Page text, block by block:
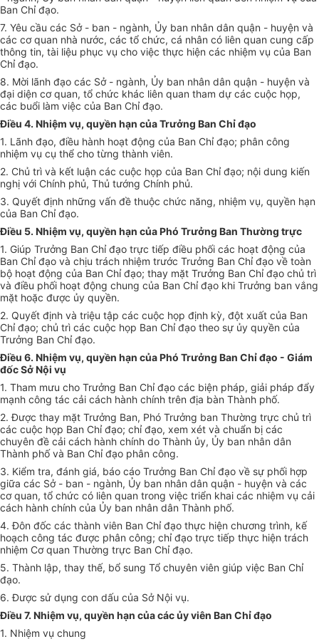
Ban Chỉ đạo.
7. Yêu cầu các Sở - ban - ngành, Ủy ban nhân dân quận - huyện và
các cơ quan nhà nước, các tổ chức, cá nhân có liên quan cung cấp
thông tin, tài liệu phục vụ cho việc thực hiện các nhiệm vụ của Ban
Chỉ đạo.
8. Mời lãnh đạo các Sở - ngành, Ủy ban nhân dân quận - huyện và
đại diện cơ quan, tổ chức khác liên quan tham dự các cuộc họp,
các buổi làm việc của Ban Chỉ đạo.
Điều 4. Nhiệm vụ, quyền hạn của Trưởng Ban Chỉ đạo
1. Lãnh đạo, điều hành hoạt động của Ban Chỉ đạo; phân công
nhiệm vụ cụ thể cho từng thành viên.
2. Chủ trì và kết luận các cuộc họp của Ban Chỉ đạo; nội dung kiến
nghị với Chính phủ, Thủ tướng Chính phủ.
3. Quyết định những vấn đề thuộc chức năng, nhiệm vụ, quyền hạn
của Ban Chỉ đạo.
Điều 5. Nhiệm vụ, quyền hạn của Phó Trưởng Ban Thường trực
1. Giúp Trưởng Ban Chỉ đạo trực tiếp điều phối các hoạt động của
Ban Chỉ đạo và chịu trách nhiệm trước Trưởng Ban Chỉ đạo về toàn
bộ hoạt động của Ban Chỉ đạo; thay mặt Trưởng Ban Chỉ đạo chủ trì
và điều phối hoạt động chung của Ban Chỉ đạo khi Trưởng ban vắng
mặt hoặc được ủy quyền.
2. Quyết định và triệu tập các cuộc họp định kỳ, đột xuất của Ban
Chỉ đạo; chủ trì các cuộc họp Ban Chỉ đạo theo sự ủy quyền của
Trưởng Ban Chỉ đạo.
Điều 6. Nhiệm vụ, quyền hạn của Phó Trưởng Ban Chỉ đạo - Giám
đốc Sở Nội vụ
1. Tham mưu cho Trưởng Ban Chỉ đạo các biện pháp, giải pháp đẩy
mạnh công tác cải cách hành chính trên địa bàn Thành phố.
2. Được thay mặt Trưởng Ban, Phó Trưởng ban Thường trực chủ trì
các cuộc họp Ban Chỉ đạo; chỉ đạo, xem xét và chuẩn bị các
chuyên đề cải cách hành chính do Thành ủy, Ủy ban nhân dân
Thành phố và Ban Chỉ đạo phân công.
3. Kiểm tra, đánh giá, báo cáo Trưởng Ban Chỉ đạo về sự phối hợp
giữa các Sở - ban - ngành, Ủy ban nhân dân quận - huyện và các
cơ quan, tổ chức có liên quan trong việc triển khai các nhiệm vụ cải
cách hành chính của Ủy ban nhân dân Thành phố.
4. Đôn đốc các thành viên Ban Chỉ đạo thực hiện chương trình, kế
hoạch công tác được phân công; chỉ đạo trực tiếp thực hiện trách
nhiệm Cơ quan Thường trực Ban Chỉ đạo.
5. Thành lập, thay thế, bổ sung Tổ chuyên viên giúp việc Ban Chỉ
đạo.
6. Được sử dụng con dấu của Sở Nội vụ.
Điều 7. Nhiệm vụ, quyền hạn của các ủy viên Ban Chỉ đạo
1. Nhiệm vụ chung